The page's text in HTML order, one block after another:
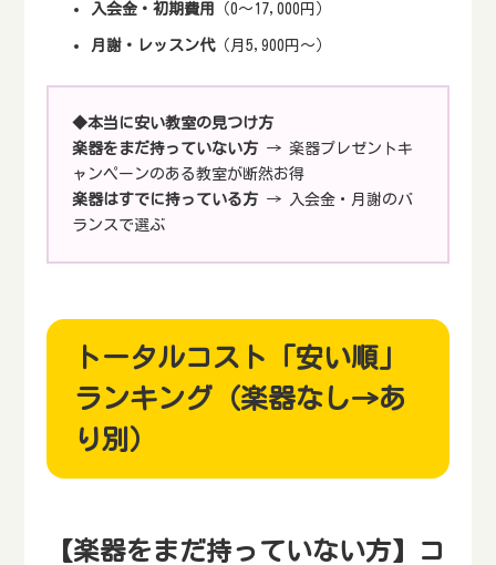
入会金・初期費用 （0～17,000円）
月謝・レッスン代（月5,900円～）
◆本当に安い教室の見つけ方
楽器をまだ持っていない方→ 楽器プレゼントキ
ャンペーンのある教室が断然お得
楽器はすでに持っている方→ 入会金・月謝のバ
ランスで選ぶ
トータルコスト「安い順」
ランキング（楽器なし→あ
り別）
【楽器をまだ持っていない方】コ